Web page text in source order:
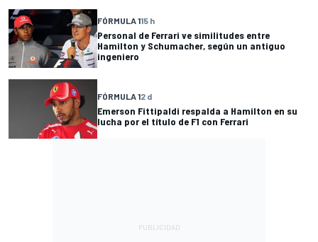
FÓRMULA 115 h
Personal de Ferrari ve similitudes entre
Hamilton y Schumacher, según un antiguo
ingeniero
FÓRMULA 12 d
Emerson Fittipaldi respalda a Hamilton en su
lucha por el título de F1 con Ferrari